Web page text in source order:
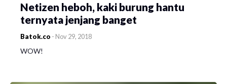
Netizen heboh, kaki burung hantu
ternyata jenjang banget
Batok.co - Nov 29, 2018
WOW!